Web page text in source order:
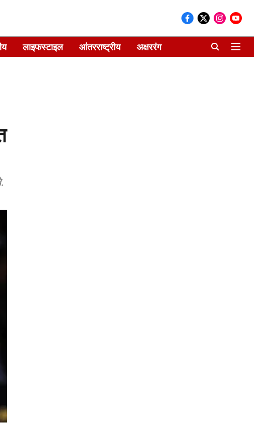
लाइफस्टाइल आंतरराष्ट्रीय अक्षररंग